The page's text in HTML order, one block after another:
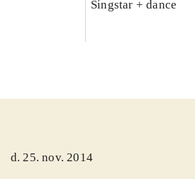
Singstar + dance
d. 25. nov. 2014